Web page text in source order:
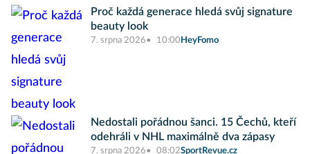
Proč každá generace hledá svůj signature
beauty look
7. srpna 2026 10:00 HeyFomo
Nedostali pořádnou šanci. 15 Čechů, kteří
odehráli v NHL maximálně dva zápasy
7. srpna 2026 08:02SportRevue.cz